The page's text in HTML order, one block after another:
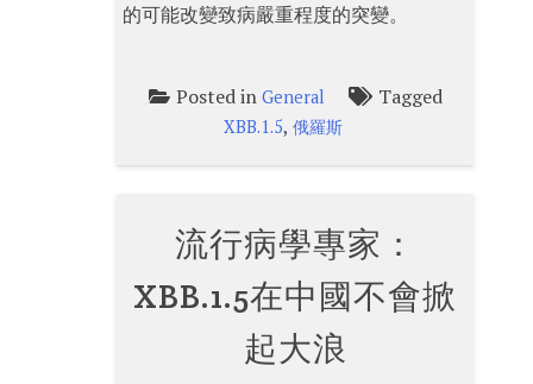
的可能改變致病嚴重程度的突變。
Posted in General Tagged
XBB.1.5,俄羅斯
流行病學專家：
XBB.1.5在中國不會掀
起大浪